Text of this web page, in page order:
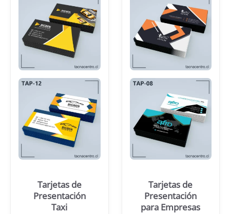
Tarjetas de
Presentación
Taxi
Tarjetas de
Presentación
para Empresas